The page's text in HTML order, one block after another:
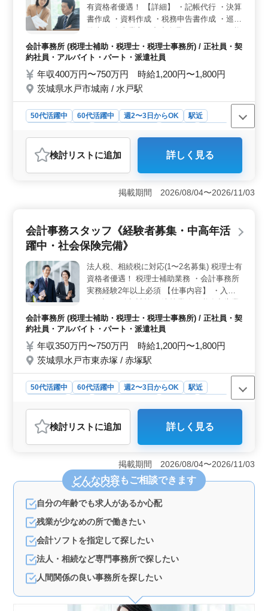
有資格者優遇！ 【詳細】 ・記帳代行 ・決算
書作成 ・資料作成 ・税務申告書作成 ・巡回
監査 個人事業主・中小企業をメインに、 税
務、経営アドバイスをいたしております。
会計事務所 (税理士補助・税理士・税理士事務所) / 正社員・契
約社員・アルバイト・パート・派遣社員
年収400万円〜750万円 時給1,200円〜1,800円
茨城県水戸市城南 / 水戸駅
50代活躍中 60代活躍中 週2〜3日からOK
駅近
アルバイト・パート
おすすめポイント
＜経験者優遇＞ 実務経験2年以上を持つ方を歓迎してい
ます。税務や決算業務に携わりながら、経験を活かせる
環境です。税理士有資格者は特に優遇されます。 ＜
高年層も積極的に活躍中です。 ＜プライベートの確
保＞ 真面目で勉強熱心なスタッフが在籍し、プライベ
ねられる環境です。
検討リスト に追加 詳しく見る
掲載期間 2026/08/04〜2026/11/03
会計事務スタッフ《経験者募集・中高年活
躍中・社会保険完備》
法人税、相続税に対応(1〜2名募集) 税理士有
資格者優遇！ 税理士補助業務 ・会計事務所
実務経験2年以上必須 【仕事内容】 ・入力
務 ・巡回監査 50代のベテランスタッフ多数
在籍 *パートをご希望の方は、週3からご相
会計事務所 (税理士補助・税理士・税理士事務所) / 正社員・契
約社員・アルバイト・パート・派遣社員
年収350万円〜750万円 時給1,200円〜1,800円
茨城県水戸市東赤塚 / 赤塚駅
50代活躍中 60代活躍中 週2〜3日からOK
駅近
アルバイト・パート
おすすめポイント
＜経験者優遇＞ 経験者歓迎の求人で、法人税や相続税
の知識を活かすことができます。税理士有資格者は特に
歓迎されます。 ＜中高年活躍中＞ 50代や60代のベ
テランスタッフが多数在籍しています。幅広い経験を持
つ方々と協力し、成長できる環境です。 ＜福利厚生
充実＞ 健康保険・厚生年金・雇用保険・労災保険完備
しています。安心して長く働ける環境が整っています。
検討リスト に追加 詳しく見る
掲載期間 2026/08/04〜2026/11/03
どんな内容もご相談できます
自分の年齢でも求人があるか心配
残業が少なめの所で働きたい
会計ソフトを指定して探したい
法人・相続など専門事務所で探したい
人間関係の良い事務所を探したい